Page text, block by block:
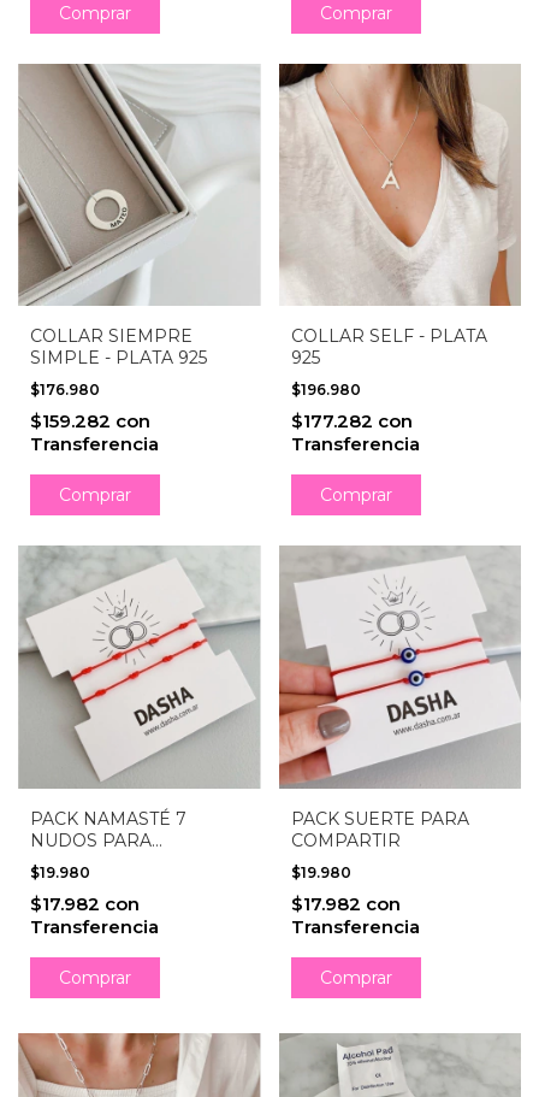
Comprar Comprar
COLLAR SIEMPRE
SIMPLE - PLATA 925
$176.980
$159.282 con
Transferencia
Comprar
COLLAR SELF - PLATA
925
$196.980
$177.282 con
Transferencia
Comprar
PACK NAMASTÉ 7
NUDOS PARA
COMPARTIR
$19.980
$17.982 con
Transferencia
PACK SUERTE PARA
COMPARTIR
$19.980
$17.982 con
Transferencia